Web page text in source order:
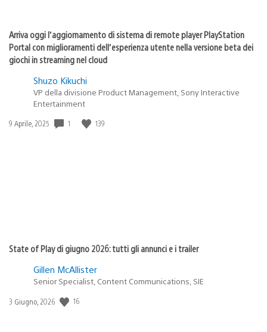
Arriva oggi l’aggiornamento di sistema di remote player PlayStation
Portal con miglioramenti dell’esperienza utente nella versione beta dei
giochi in streaming nel cloud
Shuzo Kikuchi
VP della divisione Product Management, Sony Interactive
Entertainment
Data
9 Aprile, 2025 1 139
State of Play di giugno 2026: tutti gli annunci e i trailer
Gillen McAllister
Senior Specialist, Content Communications, SIE
Data
3 Giugno, 2026 16